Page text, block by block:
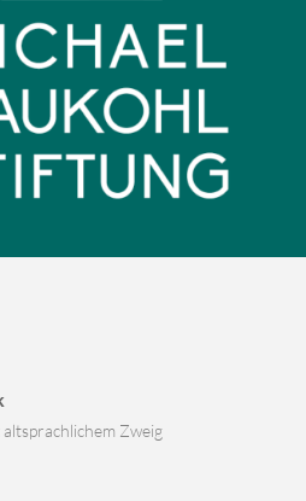
Zweig